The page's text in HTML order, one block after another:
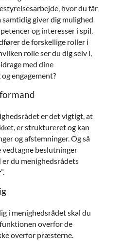
hvor du får
giver dig mulighed
og interesser i spil.
de forskellige roller i
rolle ser du dig selv i,
med dine
engagement?
er det vigtigt, at
er struktureret og kan
og afstemninger. Og så
vedtagne beslutninger
du menighedsrådets
i menighedsrådet skal du
overfor de
overfor præsterne.